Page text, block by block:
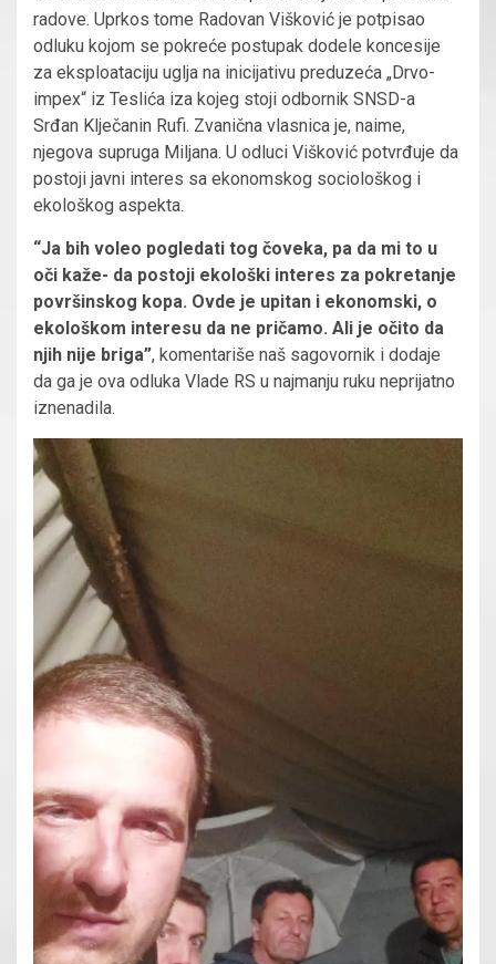
radove. Uprkos tome Radovan Višković je potpisao
odluku kojom se pokreće postupak dodele koncesije
za eksploataciju uglja na inicijativu preduzeća „Drvo-
impex“ iz Teslića iza kojeg stoji odbornik SNSD-a
Srđan Klječanin Rufi. Zvanična vlasnica je, naime,
njegova supruga Miljana. U odluci Višković potvrđuje da
postoji javni interes sa ekonomskog sociološkog i
ekološkog aspekta.
“Ja bih voleo pogledati tog čoveka, pa da mi to u
oči kaže- da postoji ekološki interes za pokretanje
površinskog kopa. Ovde je upitan i ekonomski, o
ekološkom interesu da ne pričamo. Ali je očito da
njih nije briga”, komentariše naš sagovornik i dodaje
da ga je ova odluka Vlade RS u najmanju ruku neprijatno
iznenadila.